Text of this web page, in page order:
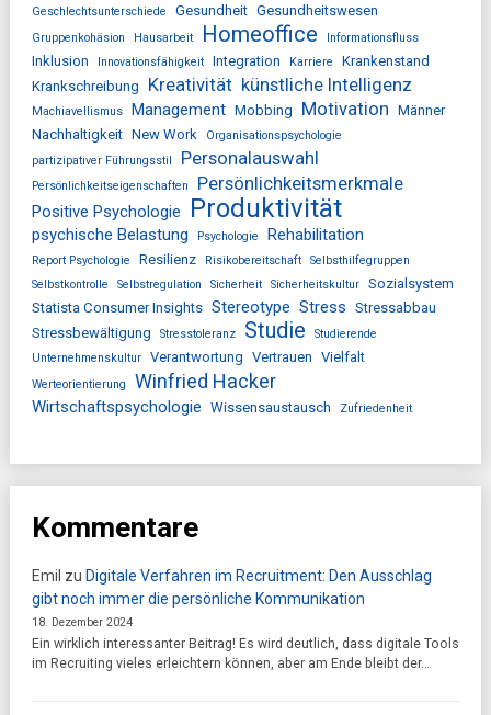
Geschlechtsunterschiede
Gesundheit Gesundheitswesen
Gruppenkohäsion Hausarbeit Homeoffice Informationsfluss
Inklusion Innovationsfähigkeit Integration Karriere
Krankenstand
Krankschreibung
Kreativität künstliche Intelligenz
Machiavellismus Management Mobbing Motivation Männer
Nachhaltigkeit New Work
Organisationspsychologie
partizipativer Führungsstil
Personalauswahl
Persönlichkeitseigenschaften Persönlichkeitsmerkmale
Positive Psychologie Produktivität
psychische Belastung Psychologie Rehabilitation
Report Psychologie Resilienz Risikobereitschaft
Selbsthilfegruppen
Selbstkontrolle
Selbstregulation Sicherheit Sicherheitskultur
Sozialsystem
Statista Consumer Insights Stereotype Stress Stressabbau
Stressbewältigung
Stresstoleranz Studie
Studierende
Unternehmenskultur
Verantwortung Vertrauen Vielfalt
Werteorientierung Winfried Hacker
Wirtschaftspsychologie Wissensaustausch Zufriedenheit
Kommentare
Emil zu Digitale Verfahren im Recruitment: Den Ausschlag
gibt noch immer die persönliche Kommunikation
18. Dezember 2024
Ein wirklich interessanter Beitrag! Es wird deutlich, dass digitale Tools
im Recruiting vieles erleichtern können, aber am Ende bleibt der…